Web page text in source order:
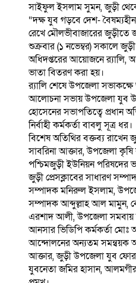
সাইফুল ইসলাম সুমন, জুড়ী
“দক্ষ যুব গড়বে দেশ-
রেখে মৌলভীবাজারের জুড়ীতে
শুক্রবার (১ নভেম্বর) সকালে
অধিদপ্তরের আয়োজনে র‍্যালি,
ভাতা বিতরণ করা হয়।
র‍্যালি শেষে উপজেলা
আলোচনা সভায় উপজেলা যুব
হোসেনের সভাপতিত্বে প্রধান
নির্বাহী কর্মকর্তা বাবলু সূত্র ধর।
বিশেষ অতিথির বক্তব্য রাখেন
সাবরিনা আক্তার, উপজেলা কৃষি
পশ্চিমজুড়ী ইউনিয়ন পরিষদের
জুড়ী প্রেসক্লাবের সাধারণ
সম্পাদক মনিরুল ইসলাম,
সম্পাদক আব্দুল্লাহ আল মামুন,
এরশাদ আলী, উপজেলা সমবায়
আনসার ভিডিপি কর্মকর্তা মোঃ
আন্দোলনের অন্যতম সমন্বয়ক
আক্তার, জুড়ী উপজেলা যুব
যুবনেতা জমির হাসান,